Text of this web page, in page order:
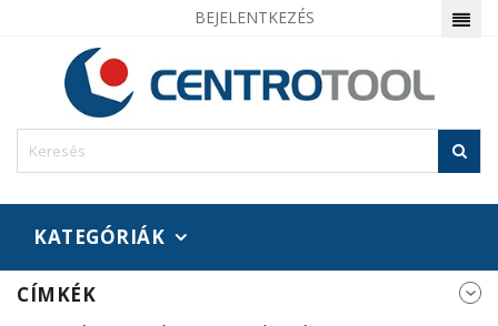
BEJELENTKEZÉS
KATEGÓRIÁK
CÍMKÉK